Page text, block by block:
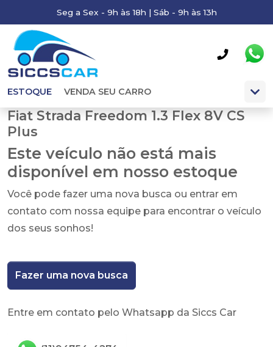
Seg a Sex - 9h às 18h | Sáb - 9h às 13h
ESTOQUE VENDA SEU CARRO
Fiat Strada Freedom 1.3 Flex 8V CS
Plus
Este veículo não está mais
disponível em nosso estoque
Você pode fazer uma nova busca ou entrar em
contato com nossa equipe para encontrar o veículo
dos seus sonhos!
Fazer uma nova busca
Entre em contato pelo Whatsapp da Siccs Car